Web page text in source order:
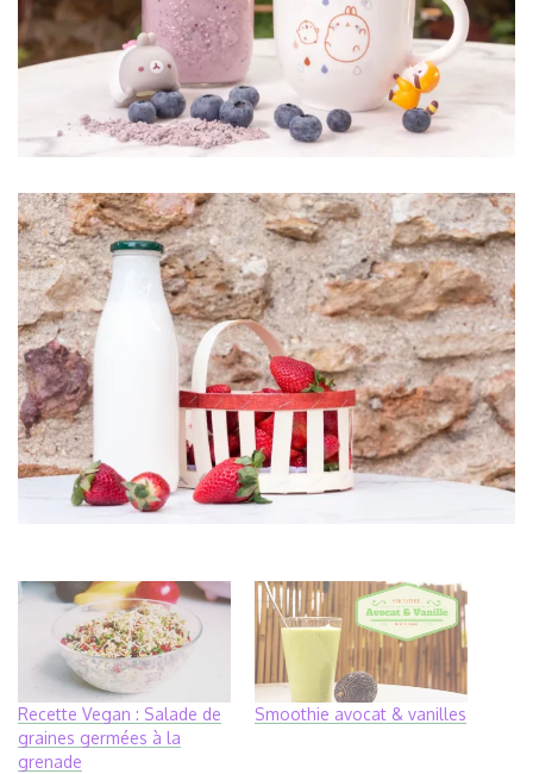
Recette Vegan : Salade de
graines germées à la
grenade
Smoothie avocat & vanilles